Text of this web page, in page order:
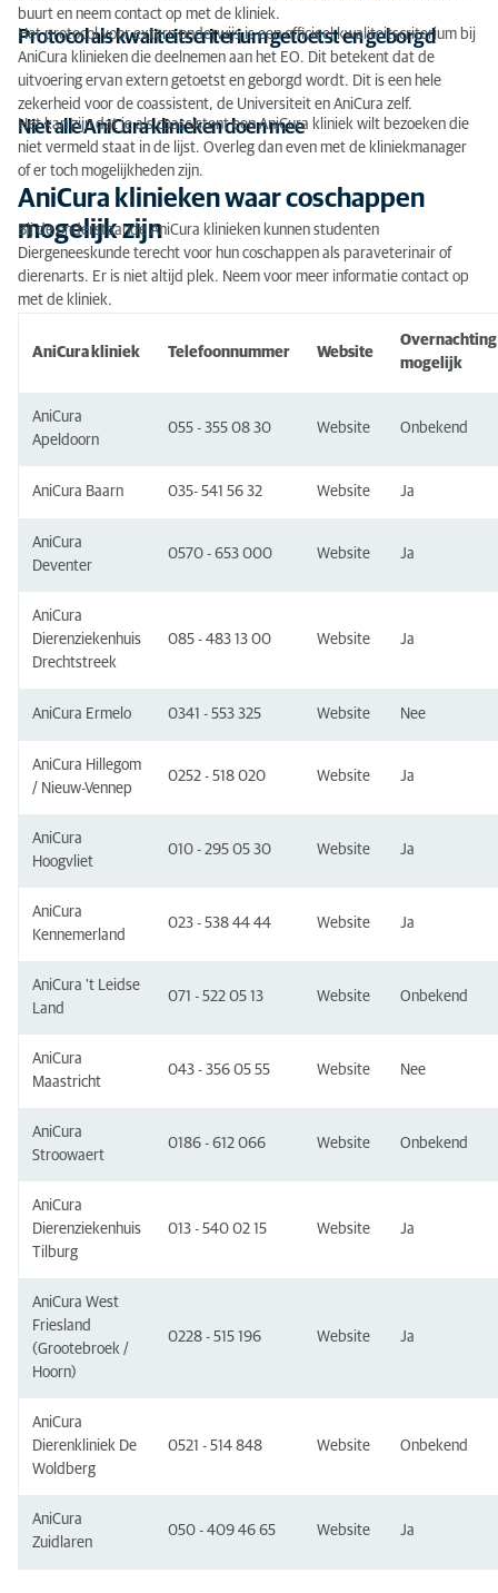
buurt en neem contact op met de kliniek.
Protocol als kwaliteitscriterium getoetst en geborgd
Het protocol voor extern onderwijs is een officieel kwaliteitscriterium bij
AniCura klinieken die deelnemen aan het EO. Dit betekent dat de
uitvoering ervan extern getoetst en geborgd wordt. Dit is een hele
zekerheid voor de coassistent, de Universiteit en AniCura zelf.
Niet alle AniCura klinieken doen mee
Het kan zijn dat je als coassistent een AniCura kliniek wilt bezoeken die
niet vermeld staat in de lijst. Overleg dan even met de kliniekmanager
of er toch mogelijkheden zijn.
AniCura klinieken waar coschappen
mogelijk zijn
Bij de onderstaande AniCura klinieken kunnen studenten
Diergeneeskunde terecht voor hun coschappen als paraveterinair of
dierenarts. Er is niet altijd plek. Neem voor meer informatie contact op
met de kliniek.
AniCura kliniek Telefoonnummer Website
Overnachting
mogelijk
AniCura
Apeldoorn
055 - 355 08 30 Website Onbekend
AniCura Baarn 035- 541 56 32 Website Ja
AniCura
Deventer
0570 - 653 000 Website Ja
AniCura
Dierenziekenhuis
Drechtstreek
085 - 483 13 00 Website Ja
AniCura Ermelo 0341 - 553 325 Website Nee
AniCura Hillegom
/ Nieuw-Vennep
0252 - 518 020 Website Ja
AniCura
Hoogvliet
010 - 295 05 30 Website Ja
AniCura
Kennemerland
023 - 538 44 44 Website Ja
AniCura 't Leidse
Land
071 - 522 05 13 Website Onbekend
AniCura
Maastricht
043 - 356 05 55 Website Nee
AniCura
Stroowaert
0186 - 612 066 Website Onbekend
AniCura
Dierenziekenhuis
Tilburg
013 - 540 02 15 Website Ja
AniCura West
Friesland
(Grootebroek /
Hoorn)
0228 - 515 196 Website Ja
AniCura
Dierenkliniek De
Woldberg
0521 - 514 848 Website Onbekend
AniCura
Zuidlaren
050 - 409 46 65 Website Ja